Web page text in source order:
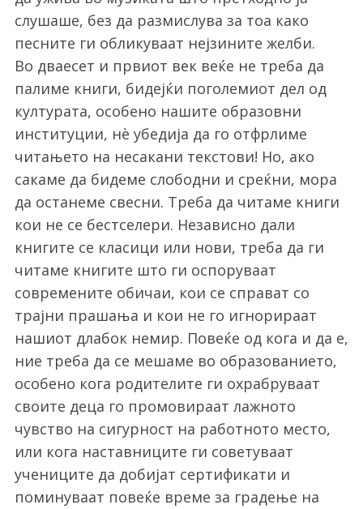
слушаше, без да размислува за тоа како
песните ги обликуваат нејзините желби.
Во дваесет и првиот век веќе не треба да
палиме книги, бидејќи поголемиот дел од
културата, особено нашите образовни
институции, нѐ убедија да го отфрлиме
читањето на несакани текстови! Но, ако
сакаме да бидеме слободни и среќни, мора
да останеме свесни. Треба да читаме книги
кои не се бестселери. Независно дали
книгите се класици или нови, треба да ги
читаме книгите што ги оспоруваат
современите обичаи, кои се справат со
трајни прашања и кои не го игнорираат
нашиот длабок немир. Повеќе од кога и да е,
ние треба да се мешаме во образованието,
особено кога родителите ги охрабруваат
своите деца го промовираат лажното
чувство на сигурност на работното место,
или кога наставниците ги советуваат
учениците да добијат сертификати и
поминуваат повеќе време за градење на